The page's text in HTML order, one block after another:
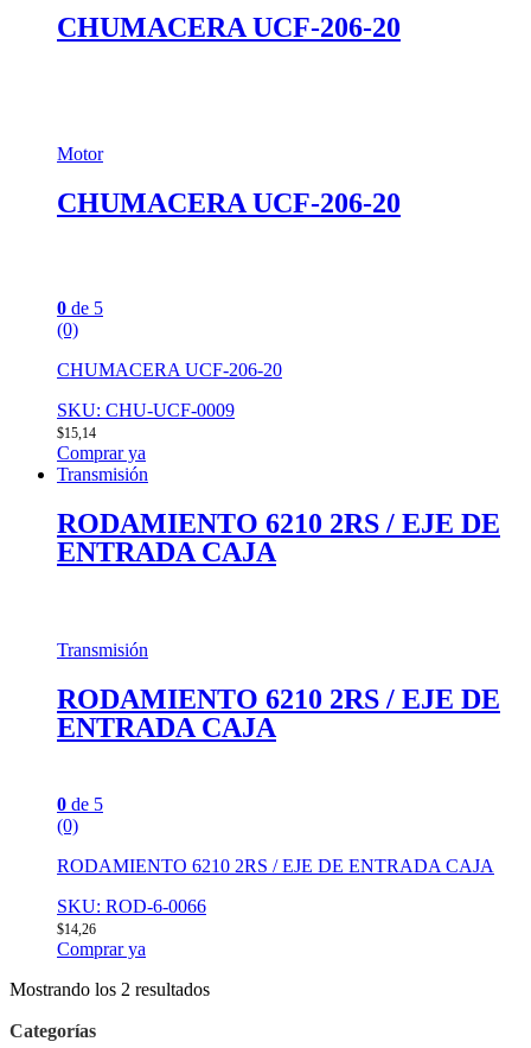
CHUMACERA UCF-206-20
Motor
CHUMACERA UCF-206-20
0 de 5
(0)
CHUMACERA UCF-206-20
SKU: CHU-UCF-0009
$15,14
Comprar ya
Transmisión
RODAMIENTO 6210 2RS / EJE DE
ENTRADA CAJA
Transmisión
RODAMIENTO 6210 2RS / EJE DE
ENTRADA CAJA
0 de 5
(0)
RODAMIENTO 6210 2RS / EJE DE ENTRADA CAJA
SKU: ROD-6-0066
$14,26
Comprar ya
Mostrando los 2 resultados
Categorías